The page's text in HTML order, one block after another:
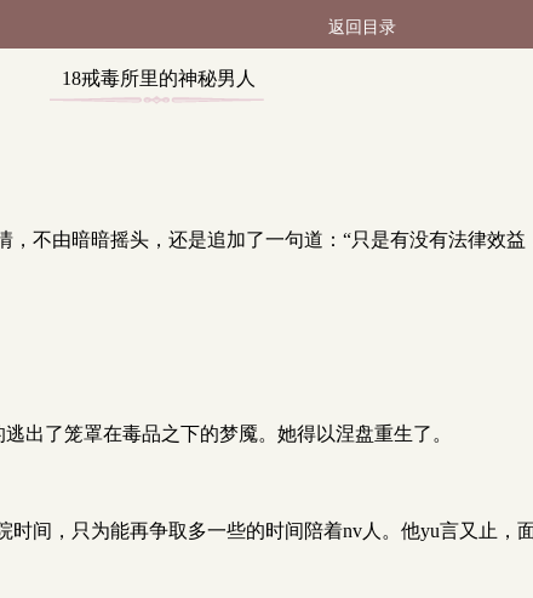
返回目录
18戒毒所里的神秘男人
不由暗暗摇头，还是追加了一句道：“只是有没有法律效益
出了笼罩在毒品之下的梦魇。她得以涅盘重生了。
间，只为能再争取多一些的时间陪着nv人。他yu言又止，